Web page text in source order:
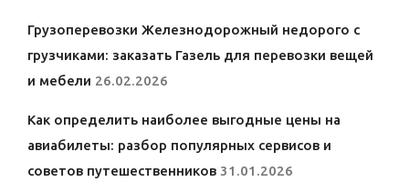
Грузоперевозки Железнодорожный недорого с
грузчиками: заказать Газель для перевозки вещей
и мебели 26.02.2026
Как определить наиболее выгодные цены на
авиабилеты: разбор популярных сервисов и
советов путешественников 31.01.2026